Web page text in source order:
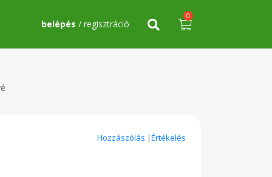
belépés / regisztráció
0
Hozzászólás |Értékelés